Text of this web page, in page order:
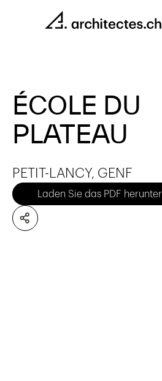
ÉCOLE DU
PLATEAU
PETIT-LANCY, GENF
Laden Sie das PDF herunter